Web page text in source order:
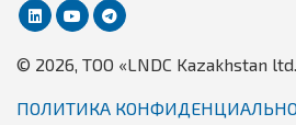
© 2026, TОО «LNDC Kazakhstan
ПОЛИТИКА